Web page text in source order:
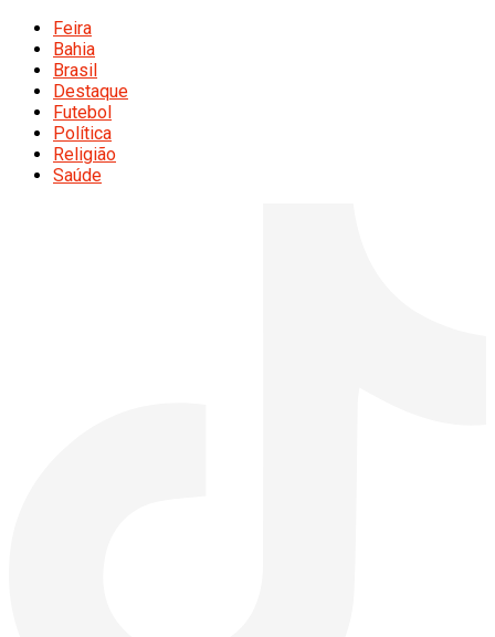
Feira
Bahia
Brasil
Destaque
Futebol
Política
Religião
Saúde